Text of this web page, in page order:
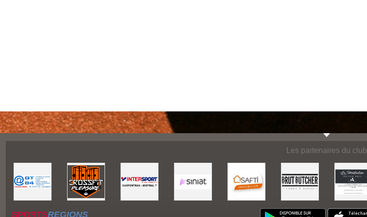
Les partenaires du club
SPORTSREGIONS